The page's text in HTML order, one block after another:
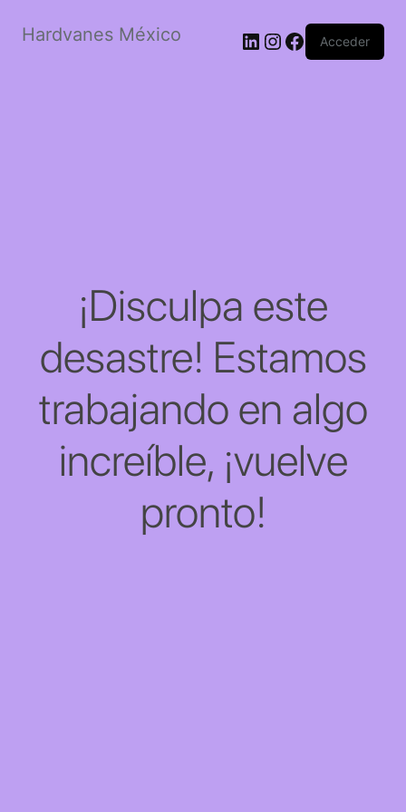
Hardvanes México LinkedIn
Instagram
Facebook
Acceder
¡Disculpa este
desastre! Estamos
trabajando en algo
increíble, ¡vuelve
pronto!